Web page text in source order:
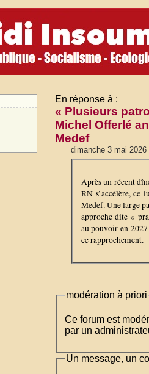
En réponse à :
« Plusieurs
Michel Offerlé
Medef
dimanche 3 mai 2026
Après un récent
RN s’accélère, ce
Medef. Une large
approche dite «
au pouvoir en
ce rapprochement.
modération à priori
Ce forum est
par un
Un message, un